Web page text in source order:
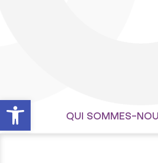
Ouvrir la barre d’outils
QUI SOMMES-